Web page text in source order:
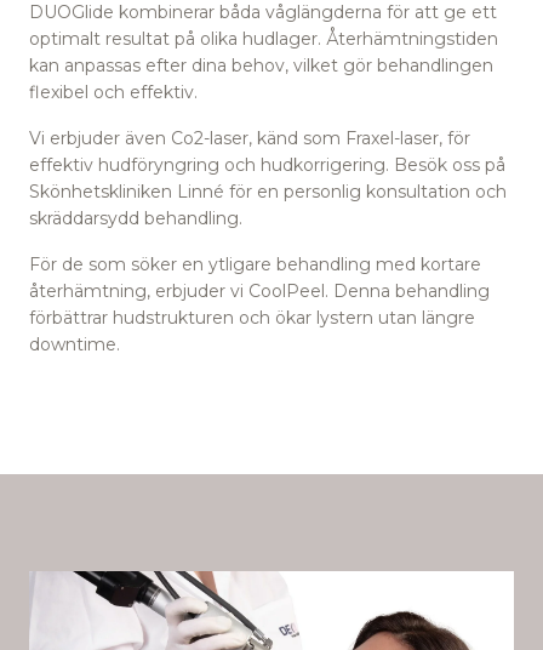
DUOGlide kombinerar båda våglängderna för att ge ett
optimalt resultat på olika hudlager. Återhämtningstiden
kan anpassas efter dina behov, vilket gör behandlingen
flexibel och effektiv.
Vi erbjuder även Co2-laser, känd som Fraxel-laser, för
effektiv hudföryngring och hudkorrigering. Besök oss på
Skönhetskliniken Linné för en personlig konsultation och
skräddarsydd behandling.
För de som söker en ytligare behandling med kortare
återhämtning, erbjuder vi CoolPeel. Denna behandling
förbättrar hudstrukturen och ökar lystern utan längre
downtime.